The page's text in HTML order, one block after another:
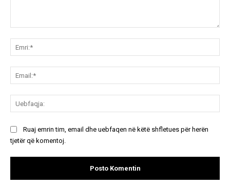
Ruaj emrin tim, email dhe uebfaqen në këtë shfletues për herën
tjetër që komentoj.